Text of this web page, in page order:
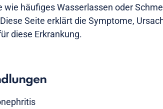
häufiges Wasserlassen oder
Seite erklärt die Symptome,
diese Erkrankung.